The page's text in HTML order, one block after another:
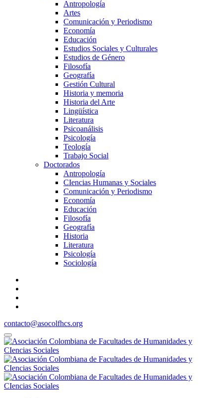
Antropología
Artes
Comunicación y Periodismo
Economía
Educación
Estudios Sociales y Culturales
Estudios de Género
Filosofía
Geografía
Gestión Cultural
Historia y memoria
Historia del Arte
Lingüística
Literatura
Psicoanálisis
Psicología
Teología
Trabajo Social
Doctorados
Antropología
CIencias Humanas y Sociales
Comunicación y Periodismo
Economía
Educación
Filosofía
Geografía
Historia
Literatura
Psicología
Sociología
contacto@asocolfhcs.org